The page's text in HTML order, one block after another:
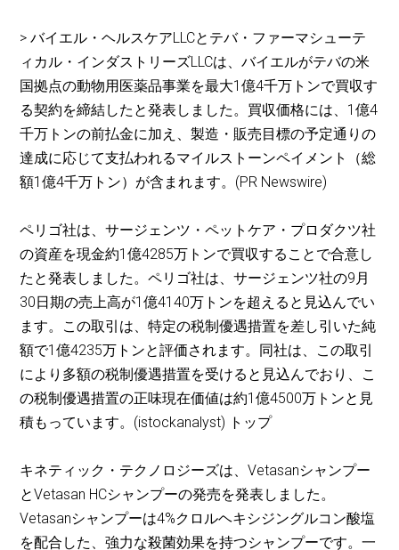
> バイエル・ヘルスケアLLCとテバ・ファーマシューテ
ィカル・インダストリーズLLCは、バイエルがテバの米
国拠点の動物用医薬品事業を最大1億4千万トンで買収す
る契約を締結したと発表しました。買収価格には、1億4
千万トンの前払金に加え、製造・販売目標の予定通りの
達成に応じて支払われるマイルストーンペイメント（総
額1億4千万トン）が含まれます。(PR Newswire)
ペリゴ社は、サージェンツ・ペットケア・プロダクツ社
の資産を現金約1億4285万トンで買収することで合意し
たと発表しました。ペリゴ社は、サージェンツ社の9月
30日期の売上高が1億4140万トンを超えると見込んでい
ます。この取引は、特定の税制優遇措置を差し引いた純
額で1億4235万トンと評価されます。同社は、この取引
により多額の税制優遇措置を受けると見込んでおり、こ
の税制優遇措置の正味現在価値は約1億4500万トンと見
積もっています。(istockanalyst) トップ
キネティック・テクノロジーズは、Vetasanシャンプー
とVetasan HCシャンプーの発売を発表しました。
Vetasanシャンプーは4%クロルヘキシジングルコン酸塩
を配合した、強力な殺菌効果を持つシャンプーです。一